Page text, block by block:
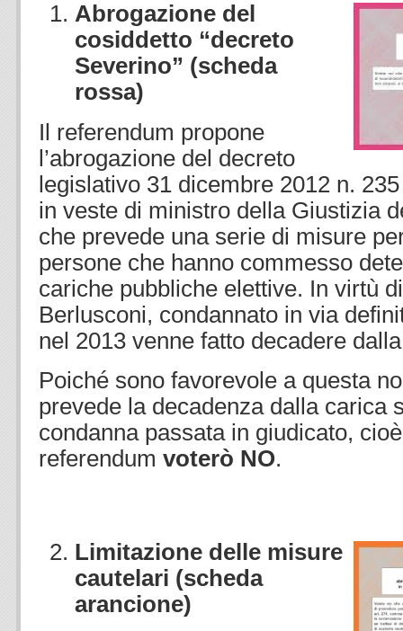
Abrogazione del
cosiddetto “decreto
Severino” (scheda
rossa)
Il referendum propone
l’abrogazione del decreto
legislativo 31 dicembre 2012 n.
in veste di ministro della Giustizia
che prevede una serie di misure
persone che hanno commesso
cariche pubbliche elettive. In virtù
Berlusconi, condannato in via
nel 2013 venne fatto decadere
Poiché sono favorevole a questa
prevede la decadenza dalla carica
condanna passata in giudicato,
referendum voterò NO.
Limitazione delle misure
cautelari (scheda
arancione)